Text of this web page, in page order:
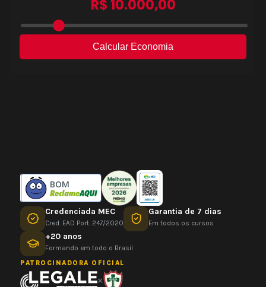
BOM
Credenciada MEC
Cred. EAD Port. 247/2020
Garantia de 7 dias
Em todos os cursos
+20 anos
Formando em todo o Brasil
PATROCINADORA OFICIAL
×